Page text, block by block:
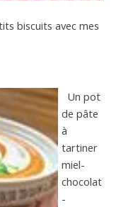
biscuits avec mes
Un pot
de pâte
à
tartiner
miel-
chocolat
-